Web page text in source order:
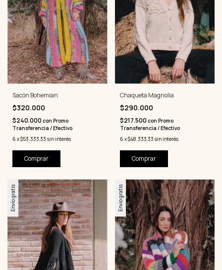
Sacón Bohemian
$320.000
$240.000 con Promo
Transferencia / Efectivo
6 x$53.333,33 sin interés
Comprar
Chaqueta Magnolia
$290.000
$217.500 con Promo
Transferencia / Efectivo
6 x$48.333,33 sin interés
Comprar
Envío gratis Envío gratis